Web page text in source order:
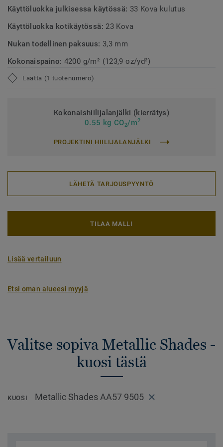
Käyttöluokka julkisessa käytössä: 33 Kova kulutus
Käyttöluokka kotikäytössä: 23 Kova
Nukan todellinen paksuus: 3,3 mm
Kokonaispaino: 4200 g/m² (123,9 oz/yd²)
Laatta (1 tuotenumero)
Kokonaishiilijalanjälki (kierrätys)
0.55 kg CO2/m2
PROJEKTINI HIILIJALANJÄLKI
LÄHETÄ TARJOUSPYYNTÖ
TILAA MALLI
Lisää vertailuun
Etsi oman alueesi myyjä
Valitse sopiva Metallic Shades -
kuosi tästä
KUOSI Metallic Shades AA57 9505